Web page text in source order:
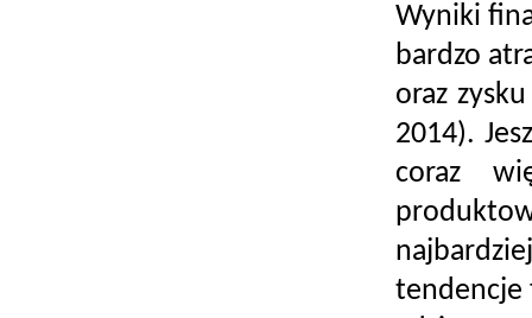
Wyniki
bardzo
oraz
2014).
coraz
tendencje